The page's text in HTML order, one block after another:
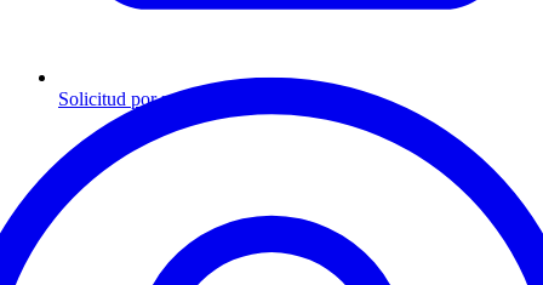
Solicitud por mensaje